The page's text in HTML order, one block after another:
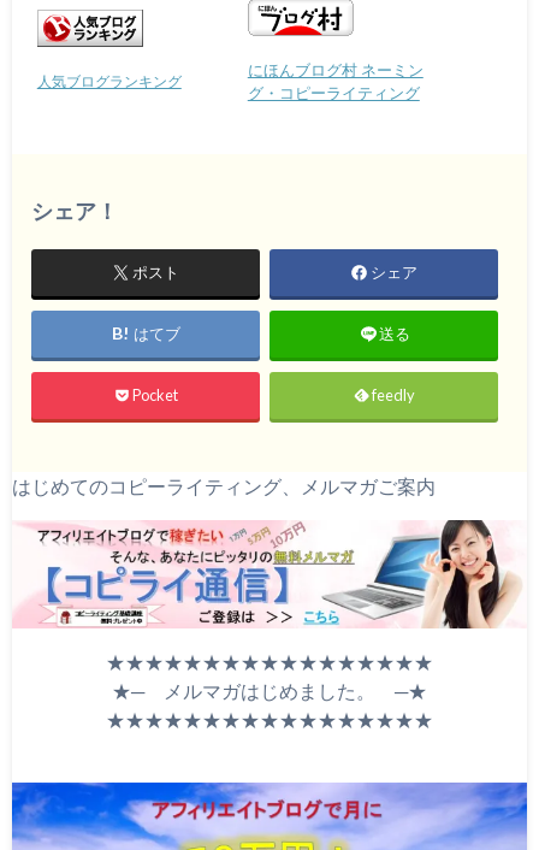
人気ブログランキング
にほんブログ村 ネーミン
グ・コピーライティング
シェア！
ポスト シェア
はてブ 送る
Pocket feedly
はじめてのコピーライティング、メルマガご案内
★★★★★★★★★★★★★★★★★
★─ メルマガはじめました。 ─★
★★★★★★★★★★★★★★★★★